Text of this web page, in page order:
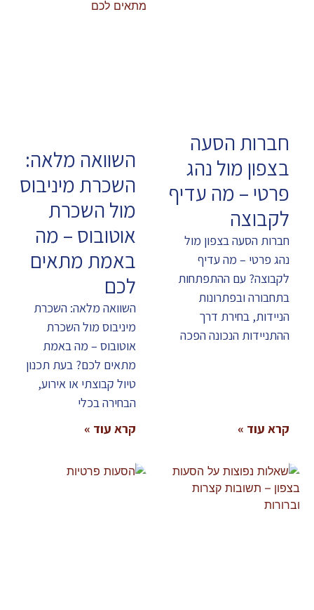
חברות הסעה
בצפון מול נהג
פרטי – מה עדיף
לקבוצה
חברות הסעה בצפון מול
נהג פרטי – מה עדיף
לקבוצה? עם ההתפתחות
בתחבורה ובפתרונות
הניידות, בחירת דרך
ההתניידות הנכונה הפכה
קרא עוד »
השוואה מלאה:
השכרת מיניבוס
מול השכרת
אוטובוס – מה
באמת מתאים
לכם
השוואה מלאה: השכרת
מיניבוס מול השכרת
אוטובוס – מה באמת
מתאים לכם? בעת תכנון
טיול קבוצתי או אירוע,
הבחירה בכלי
קרא עוד »